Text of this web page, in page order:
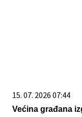
15. 07. 2026 07:44
Većina građana